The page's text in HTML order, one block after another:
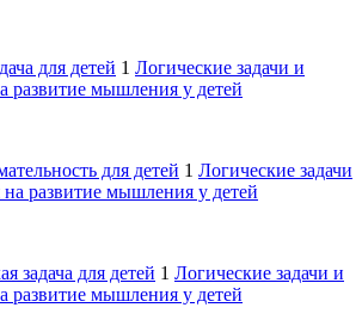
для детей 1 Логические задачи и
развитие мышления у детей
для детей 1 Логические задачи
развитие мышления у детей
задача для детей 1 Логические задачи и
развитие мышления у детей